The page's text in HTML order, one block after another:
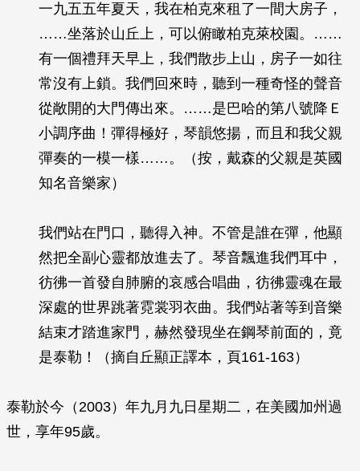
一九五五年夏天，我在柏克來租了一間大房子，
……坐落於山丘上，可以俯瞰柏克萊校園。……
有一個禮拜天早上，我們散步上山，房子一如往
常沒有上鎖。我們回來時，聽到一種奇怪的聲音
從敞開的大門傳出來。……是巴哈的第八號降Ｅ
小調序曲！彈得極好，琴韻悠揚，而且和我父親
彈奏的一模一樣……。（按，戴森的父親是英國
知名音樂家）
我們站在門口，聽得入神。不管是誰在彈，他顯
然把全副心靈都放進去了。琴音飄進我們耳中，
彷彿一首發自肺腑的哀感合唱曲，彷彿靈魂在最
深處的世界跳著霓裳羽衣曲。我們站著等到音樂
結束才踏進家門，赫然發現坐在鋼琴前面的，竟
是泰勒！（摘自丘顯正譯本，頁161-163）
泰勒於今（2003）年九月九日星期二，在美國加州過
世，享年95歲。